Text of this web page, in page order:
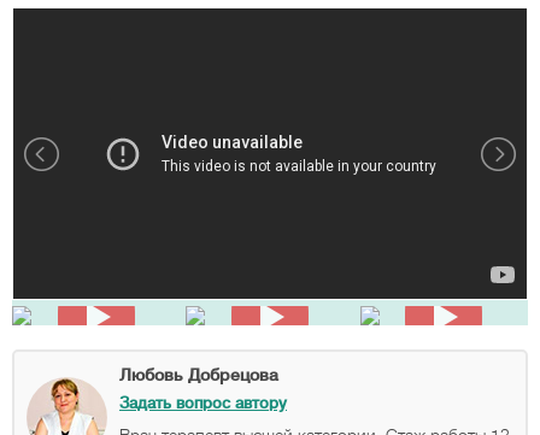
Любовь Добрецова
Задать вопрос автору